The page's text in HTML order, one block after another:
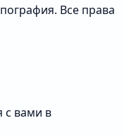
Все права
вами в